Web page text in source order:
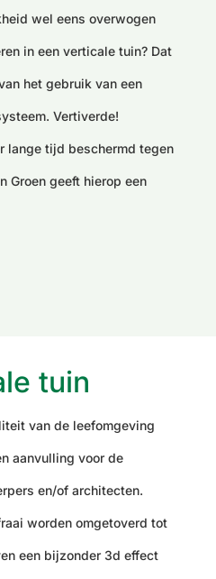
wel eens overwogen
in een verticale tuin? Dat
het gebruik van een
Vertiverde!
lange tijd beschermd tegen
Groen geeft hierop een
tuin
van de leefomgeving
aanvulling voor de
en/of architecten.
worden omgetoverd tot
een bijzonder 3d effect